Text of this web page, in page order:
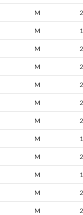
M
M
M
M
M
M
M
M
M
M
M
M